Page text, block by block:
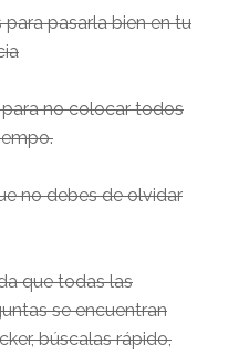
pasarla bien en tu
no colocar todos
no debes de olvidar
que todas las
se encuentran
búscalas rápido,